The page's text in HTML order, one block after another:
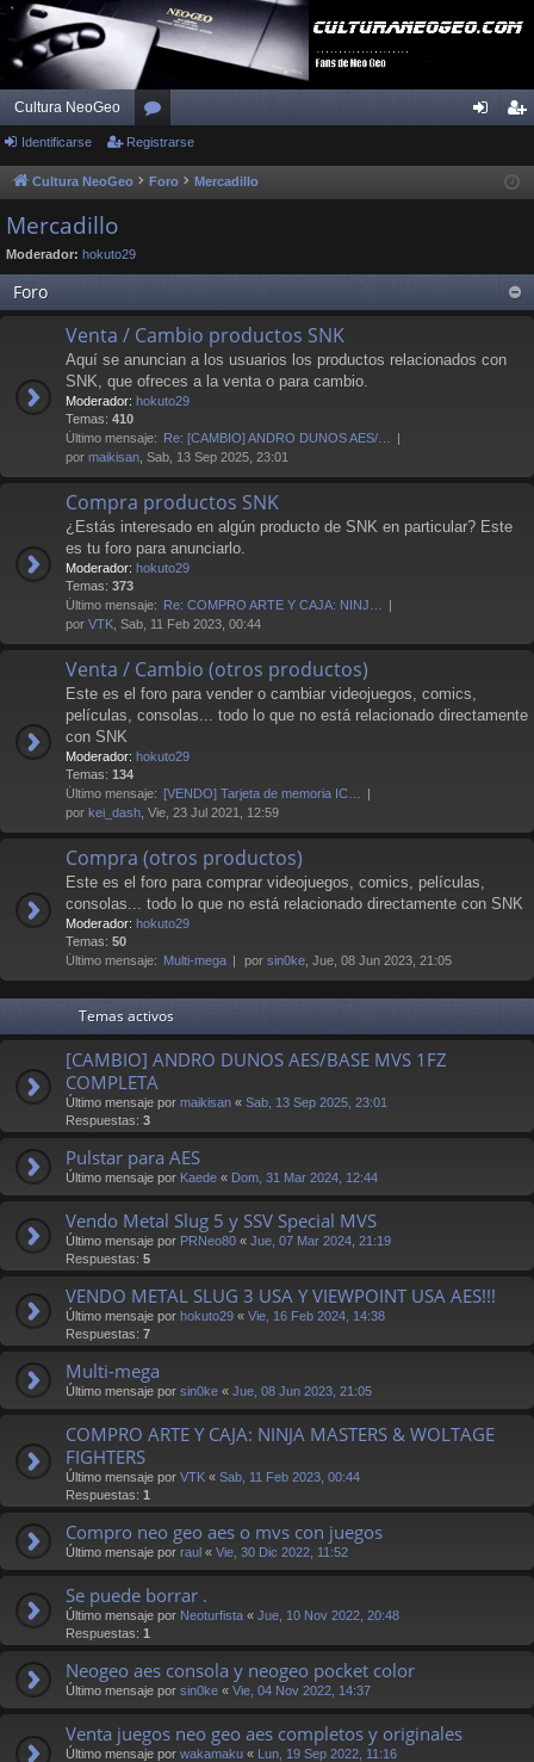
Cultura NeoGeo
or
os ist
e
Identificarse Registrarse
Cultura NeoGeo Foro Mercadillo
Mercadillo
Moderador: hokuto29
Foro
Venta / Cambio productos SNK
Aquí se anuncian a los usuarios los productos relacionados con
SNK, que ofreces a la venta o para cambio.
Moderador: hokuto29
Temas: 410
Último mensaje: Re: [CAMBIO] ANDRO DUNOS AES/…
por maikisan , Sab, 13 Sep 2025, 23:01
Compra productos SNK
¿Estás interesado en algún producto de SNK en particular? Este
es tu foro para anunciarlo.
Moderador: hokuto29
Temas: 373
Último mensaje: Re: COMPRO ARTE Y CAJA: NINJ…
por VTK , Sab, 11 Feb 2023, 00:44
Venta / Cambio (otros productos)
Este es el foro para vender o cambiar videojuegos, comics,
películas, consolas... todo lo que no está relacionado directamente
con SNK
Moderador: hokuto29
Temas: 134
Último mensaje: [VENDO] Tarjeta de memoria IC…
por kei_dash , Vie, 23 Jul 2021, 12:59
Compra (otros productos)
Este es el foro para comprar videojuegos, comics, películas,
consolas... todo lo que no está relacionado directamente con SNK
Moderador: hokuto29
Temas: 50
Último mensaje: Multi-mega por sin0ke , Jue, 08 Jun 2023, 21:05
Temas activos
[CAMBIO] ANDRO DUNOS AES/BASE MVS 1FZ
COMPLETA
Último mensaje por maikisan « Sab, 13 Sep 2025, 23:01
Respuestas: 3
Pulstar para AES
Último mensaje por Kaede « Dom, 31 Mar 2024, 12:44
Vendo Metal Slug 5 y SSV Special MVS
Último mensaje por PRNeo80 « Jue, 07 Mar 2024, 21:19
Respuestas: 5
VENDO METAL SLUG 3 USA Y VIEWPOINT USA AES!!!
Último mensaje por hokuto29 « Vie, 16 Feb 2024, 14:38
Respuestas: 7
Multi-mega
Último mensaje por sin0ke « Jue, 08 Jun 2023, 21:05
COMPRO ARTE Y CAJA: NINJA MASTERS & WOLTAGE
FIGHTERS
Último mensaje por VTK « Sab, 11 Feb 2023, 00:44
Respuestas: 1
Compro neo geo aes o mvs con juegos
Último mensaje por raul « Vie, 30 Dic 2022, 11:52
Se puede borrar .
Último mensaje por Neoturfista « Jue, 10 Nov 2022, 20:48
Respuestas: 1
Neogeo aes consola y neogeo pocket color
Último mensaje por sin0ke « Vie, 04 Nov 2022, 14:37
Venta juegos neo geo aes completos y originales
Último mensaje por wakamaku « Lun, 19 Sep 2022, 11:16